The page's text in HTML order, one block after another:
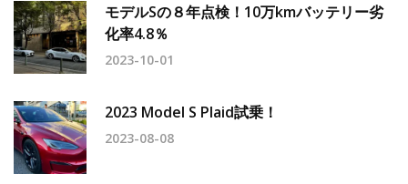
モデルSの８年点検！10万kmバッテリー劣
化率4.8％
2023-10-01
2023 Model S Plaid試乗！
2023-08-08